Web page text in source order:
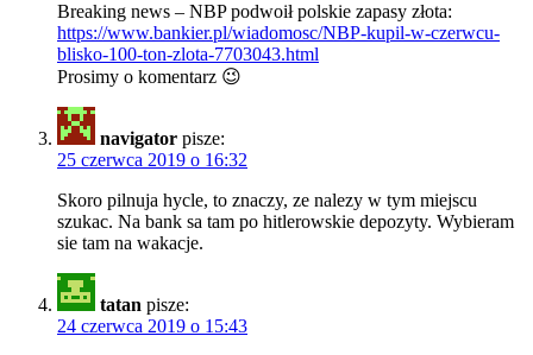
Breaking news – NBP podwoił polskie zapasy złota:
https://www.bankier.pl/wiadomosc/NBP-kupil-w-czerwcu-
blisko-100-ton-zlota-7703043.html
Prosimy o komentarz 😉
navigator pisze:
25 czerwca 2019 o 16:32
Skoro pilnuja hycle, to znaczy, ze nalezy w tym miejscu
szukac. Na bank sa tam po hitlerowskie depozyty. Wybieram
sie tam na wakacje.
tatan pisze:
24 czerwca 2019 o 15:43